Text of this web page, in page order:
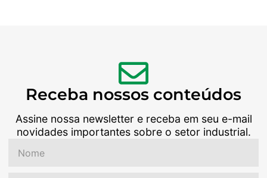
Receba nossos conteúdos
Assine nossa newsletter e receba em seu e-mail
novidades importantes sobre o setor industrial.